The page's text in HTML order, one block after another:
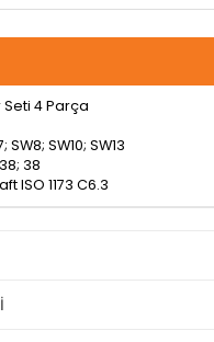
4 Parça
SW10; SW13
38
ISO 1173 C6.3